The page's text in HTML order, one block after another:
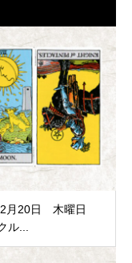
2月20日 木曜日
ル...